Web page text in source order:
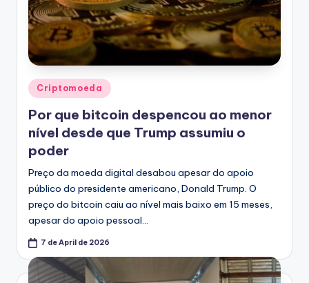
Posted
in
Criptomoeda
Por que bitcoin despencou ao menor
nível desde que Trump assumiu o
poder
Preço da moeda digital desabou apesar do apoio
público do presidente americano, Donald Trump. O
preço do bitcoin caiu ao nível mais baixo em 15 meses,
apesar do apoio pessoal…
7 de April de 2026